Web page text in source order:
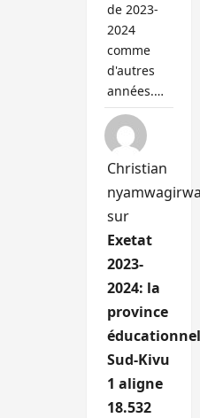
de 2023-
2024
comme
d'autres
années.…
Christian
sur
Exetat
2023-
2024: la
province
Sud-Kivu
1 aligne
18.532